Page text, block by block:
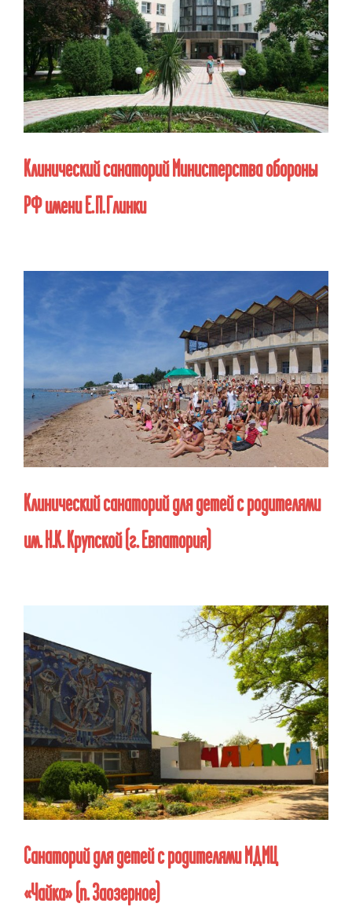
Клинический санаторий Министерства обороны
РФ имени Е. П. Глинки
Клинический санаторий для детей с родителями
им. Н.К. Крупской (г. Евпатория)
Санаторий для детей с родителями МДМЦ
«Чайка» (п. Заозерное)